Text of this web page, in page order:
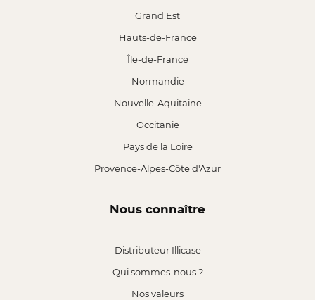
Grand Est
Hauts-de-France
Île-de-France
Normandie
Nouvelle-Aquitaine
Occitanie
Pays de la Loire
Provence-Alpes-Côte d'Azur
Nous connaître
Distributeur Illicase
Qui sommes-nous ?
Nos valeurs